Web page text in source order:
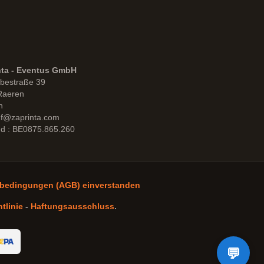
- Eventus GmbH
39
: BE0875.865.260
(AGB) einverstanden
- Haftungsausschluss.